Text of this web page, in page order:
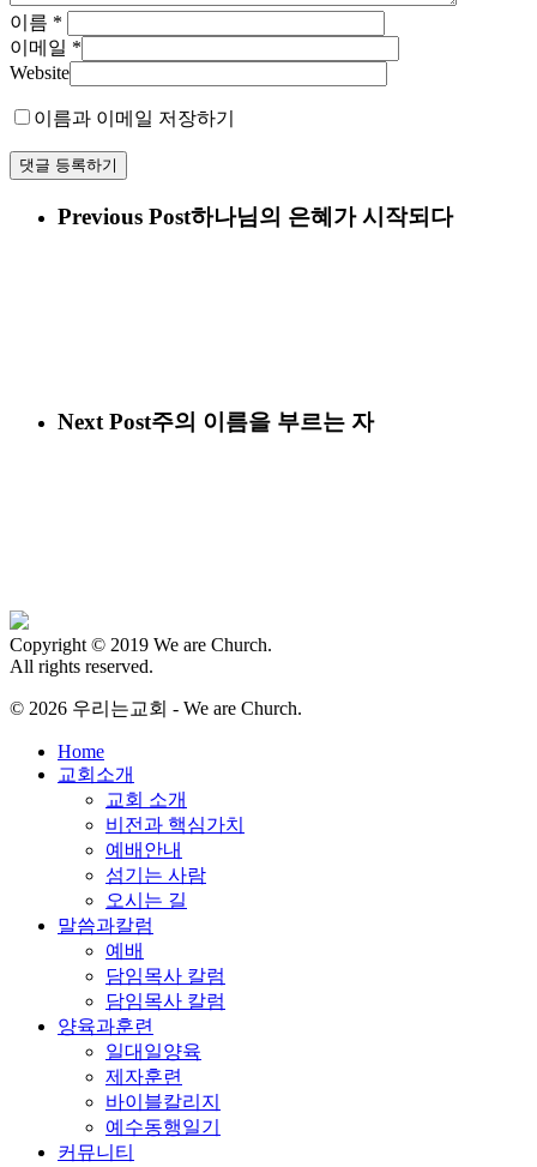
이름 *
이메일 *
Website
이름과 이메일 저장하기
Previous Post하나님의 은혜가 시작되다
Next Post주의 이름을 부르는 자
Copyright © 2019 We are Church.
All rights reserved.
© 2026 우리는교회 - We are Church.
Close
Menu
Home
교회소개
교회 소개
비전과 핵심가치
예배안내
섬기는 사람
오시는 길
말씀과칼럼
예배
담임목사 칼럼
담임목사 칼럼
양육과훈련
일대일양육
제자훈련
바이블칼리지
예수동행일기
커뮤니티